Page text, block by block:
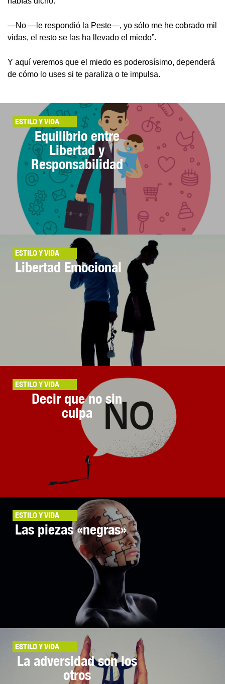
—No —le respondió la Peste—, yo sólo me he cobrado mil
vidas, el resto se las ha llevado el miedo”.
Y aquí veremos que el miedo es poderosísimo, dependerá
de cómo lo uses si te paraliza o te impulsa.
ESTILO Y VIDA
Equilibrio entre
Libertad y
Responsabilidad
ESTILO Y VIDA
Libertad Emocional
ESTILO Y VIDA
Decir que no sin
culpa
ESTILO Y VIDA
Las piezas «negras»
ESTILO Y VIDA
La adversidad son los
otros